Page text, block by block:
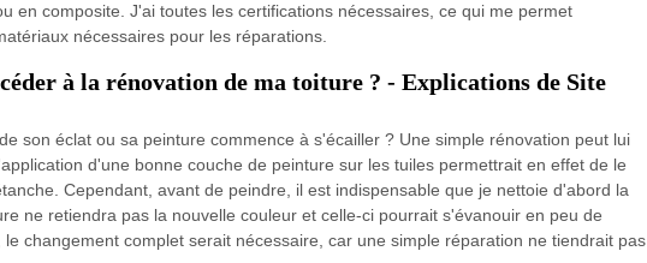
en composite. J'ai toutes les certifications nécessaires, ce qui me permet
nécessaires pour les réparations.
à la rénovation de ma toiture ? - Explications de Site
son éclat ou sa peinture commence à s'écailler ? Une simple rénovation peut lui
d'une bonne couche de peinture sur les tuiles permettrait en effet de le
Cependant, avant de peindre, il est indispensable que je nettoie d'abord la
ne retiendra pas la nouvelle couleur et celle-ci pourrait s'évanouir en peu de
changement complet serait nécessaire, car une simple réparation ne tiendrait pas